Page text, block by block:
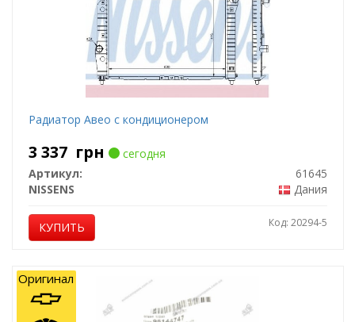
Радиатор Авео с кондиционером
3 337 грн
сегодня
Артикул:
61645
NISSENS
Дания
КУПИТЬ Код: 20294-5
Оригинал